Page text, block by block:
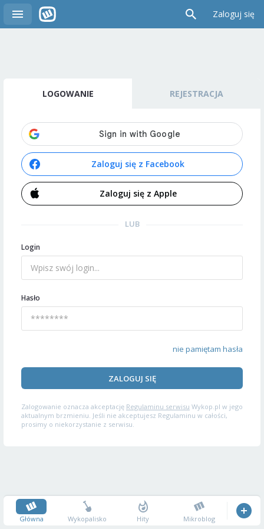
Zaloguj się
LOGOWANIE REJESTRACJA
Zaloguj się z Facebook
Zaloguj się z Apple
LUB
Login
Hasło
nie pamiętam hasła
ZALOGUJ SIĘ
Zalogowanie oznacza akceptację Regulaminu serwisu Wykop.pl w jego
aktualnym brzmieniu. Jeśli nie akceptujesz Regulaminu w całości,
prosimy o niekorzystanie z serwisu.
Główna Wykopalisko Hity Mikroblog